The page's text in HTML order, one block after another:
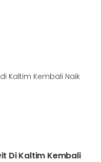
Di Kaltim Kembali